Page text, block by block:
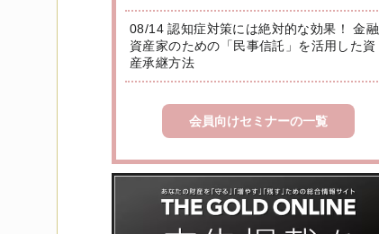
08/14 認知症対策には絶対的な効果！ 金融
資産家のための「民事信託」を活用した資
産承継方法
会員向けセミナーの一覧